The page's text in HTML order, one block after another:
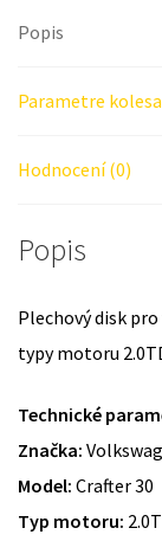
Popis
Parametre kolesa
Hodnocení (0)
Popis
Plechový disk
typy motoru
Technické
Značka:
Model: Crafter 30
Typ motoru: